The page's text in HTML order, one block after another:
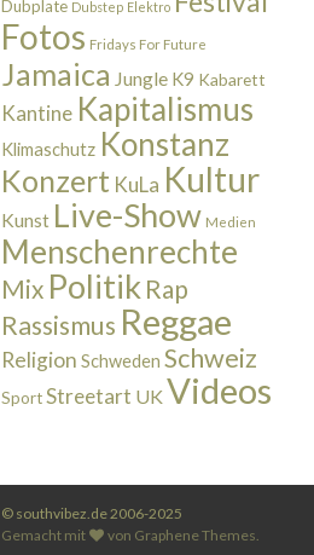
Dubplate Dubstep Elektro
Fotos Fridays For Future
Jamaica Jungle K9 Kabarett
Kantine Kapitalismus
Klimaschutz Konstanz
Konzert KuLa Kultur
Kunst Live-Show Medien
Menschenrechte
Mix Politik Rap
Rassismus Reggae
Religion Schweden Schweiz
SportStreetart UKVideos
© southvibez.de 2006-2025
Gemacht mit
von Graphene Themes.